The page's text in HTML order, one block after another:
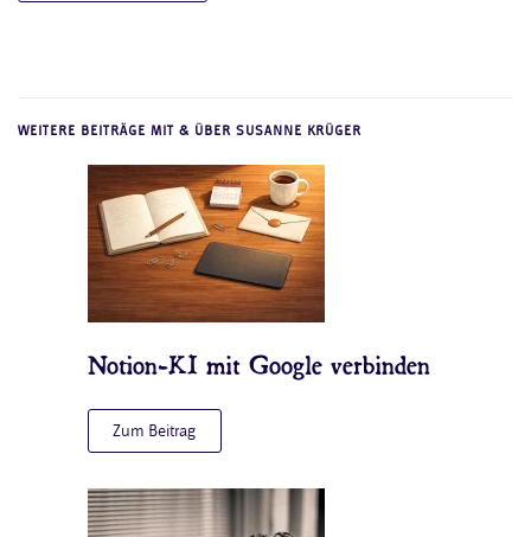
WEITERE BEITRÄGE MIT & ÜBER SUSANNE KRÜGER
Notion-KI mit Google verbinden
Zum Beitrag